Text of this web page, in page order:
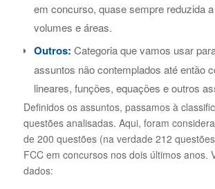
em concurso, quase sempre reduzida
volumes e áreas.
Outros: Categoria que vamos usar
assuntos não contemplados até então
lineares, funções, equações e outros
Definidos os assuntos, passamos à
questões analisadas. Aqui, foram
de 200 questões (na verdade 212
FCC em concursos nos dois últimos anos.
dados: